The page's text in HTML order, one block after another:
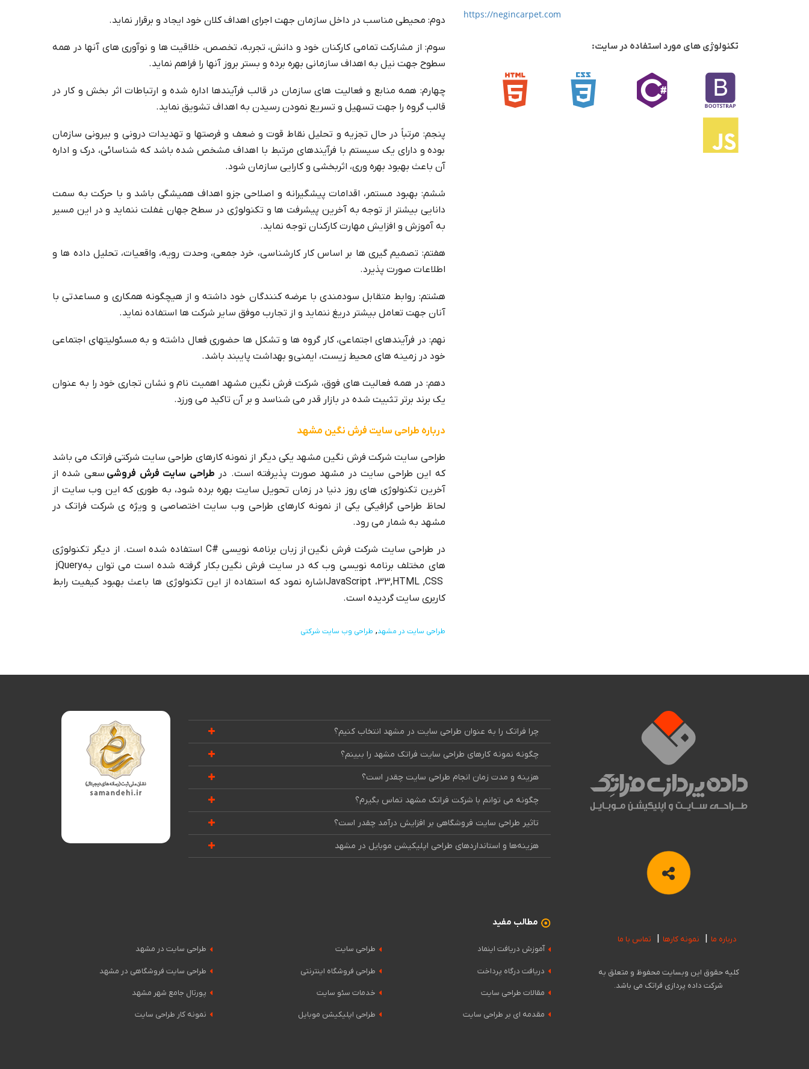
https://negincarpet.com
تکنولوژی های مورد استفاده در سایت:
دوم: محیطی مناسب در داخل سازمان جهت اجرای اهداف کلان خود ایجاد و برقرار نماید.
سوم: از مشارکت تمامی کارکنان خود و دانش، تجربه، تخصص، خلاقیت ها و نوآوری های آنها در همه
سطوح جهت نیل به اهداف سازمانی بهره برده و بستر بروز آنها را فراهم نماید.
چهارم: همه منابع و فعالیت های سازمان در قالب فرآیندها اداره شده و ارتباطات اثر بخش و کار در
قالب گروه را جهت تسهیل و تسریع نمودن رسیدن به اهداف تشویق نماید.
پنجم: مرتباً در حال تجزیه و تحلیل نقاط قوت و ضعف و فرصتها و تهدیدات درونی و بیرونی سازمان
بوده و دارای یک سیستم با فرآیندهای مرتبط با اهداف مشخص شده باشد که شناسائی، درک و اداره
آن باعث بهبود بهره وری، اثربخشی و کارایی سازمان شود.
ششم: بهبود مستمر، اقدامات پیشگیرانه و اصلاحی جزو اهداف همیشگی باشد و با حرکت به سمت
دانایی بیشتر از توجه به آخرین پیشرفت ها و تکنولوژی در سطح جهان غفلت ننماید و در این مسیر
به آموزش و افزایش مهارت کارکنان توجه نماید.
هفتم: تصمیم گیری ها بر اساس کار کارشناسی، خرد جمعی، وحدت رویه، واقعیات، تحلیل داده ها و
اطلاعات صورت پذیرد.
هشتم: روابط متقابل سودمندی با عرضه کنندگان خود داشته و از هیچگونه همکاری و مساعدتی با
آنان جهت تعامل بیشتر دریغ ننماید و از تجارب موفق سایر شرکت ها استفاده نماید.
نهم: در فرآیندهای اجتماعی، کار گروه ها و تشکل ها حضوری فعال داشته و به مسئولیتهای اجتماعی
خود در زمینه های محیط زیست، ایمنی و بهداشت پایبند باشد.
دهم: در همه فعالیت های فوق، شرکت فرش نگین مشهد اهمیت نام و نشان تجاری خود را به عنوان
یک برند برتر تثبیت شده در بازار قدر می شناسد و بر آن تاکید می ورزد.
درباره طراحی سایت فرش نگین مشهد
طراحی سایت شرکت فرش نگین مشهد یکی دیگر از نمونه کارهای طراحی سایت شرکتی فراتک می باشد
که این طراحی سایت در مشهد صورت پذیرفته است. در طراحی سایت فرش فروشی سعی شده از
آخرین تکنولوژی های روز دنیا در زمان تحویل سایت بهره برده شود، به طوری که این وب سایت از
لحاظ طراحی گرافیکی یکی از نمونه کارهای طراحی وب سایت اختصاصی و ویژه ی شرکت فراتک در
مشهد به شمار می رود.
در طراحی سایت شرکت فرش نگین از زبان برنامه نویسی C# استفاده شده است. از دیگر تکنولوژی
های مختلف برنامه نویسی وب که در سایت فرش نگین بکار گرفته شده است می توان بهjQuery
,HTML ,CSS
33، JavaScriptاشاره نمود که استفاده از این تکنولوژی ها باعث بهبود کیفیت رابط
کاربری سایت گردیده است.
طراحی سایت در مشهد طراحی وب سایت شرکتی
درباره ما نمونه کارها تماس با ما
کلیه حقوق این وبسایت محفوظ و متعلق به
شرکت داده پردازی فراتک می باشد.
چرا فراتک را به عنوان طراحی سایت در مشهد انتخاب کنیم؟
چگونه نمونه کارهای طراحی سایت فراتک مشهد را ببینم؟
هزینه و مدت زمان انجام طراحی سایت چقدر است؟
چگونه می توانم با شرکت فراتک مشهد تماس بگیرم؟
تاثیر طراحی سایت فروشگاهی بر افزایش درآمد چقدر است؟
هزینه‌ها و استانداردهای طراحی اپلیکیشن موبایل در مشهد
مطالب مفید
آموزش دریافت اینماد
دریافت درگاه پرداخت
مقالات طراحی سایت
مقدمه ای بر طراحی سایت
طراحی سایت
طراحی فروشگاه اینترنتی
خدمات سئو سایت
طراحی اپلیکیشن موبایل
طراحی سایت در مشهد
طراحی سایت فروشگاهی در مشهد
پورتال جامع شهر مشهد
نمونه کار طراحی سایت